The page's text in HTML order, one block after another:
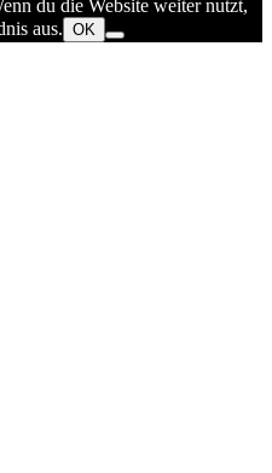
du die Website weiter nutzt,
aus. OK